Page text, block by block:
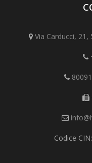
Via Carducci,
Codice